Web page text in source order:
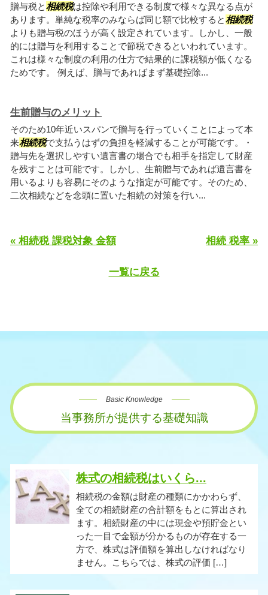
贈与税と相続税は控除や利用できる制度で様々な異なる点が
あります。単純な税率のみならば同じ額で比較すると相続税
よりも贈与税のほうが高く設定されています。しかし、一般
的には贈与を利用することで節税できるといわれています。
これは様々な制度の利用の仕方で結果的に課税額が低くなる
ためです。 例えば、贈与であればまず基礎控除...
生前贈与のメリット
そのため10年近いスパンで贈与を行っていくことによって本
来相続税で支払うはずの負担を軽減することが可能です。・
贈与先を選択しやすい遺言書の場合でも相手を指定して財産
を残すことは可能です。しかし、生前贈与であれば遺言書を
用いるよりも容易にそのような指定が可能です。そのため、
二次相続などを念頭に置いた相続の対策を行い...
« 相続税 課税対象 金額 相続 税率 »
一覧に戻る
Basic Knowledge
当事務所が提供する基礎知識
株式の相続税はいくら...
相続税の金額は財産の種類にかかわらず、
全ての相続財産の合計額をもとに算出され
ます。相続財産の中には現金や預貯金とい
った一目で金額が分かるものが存在する一
方で、株式は評価額を算出しなければなり
ません。こちらでは、株式の評価 […]